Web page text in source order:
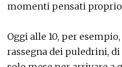
momenti pensati
Oggi alle 10, per
rassegna dei puledrini,